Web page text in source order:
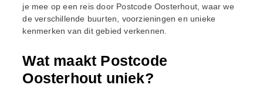
je mee op een reis door Postcode Oosterhout, waar we
de verschillende buurten, voorzieningen en unieke
kenmerken van dit gebied verkennen.
Wat maakt Postcode
Oosterhout uniek?